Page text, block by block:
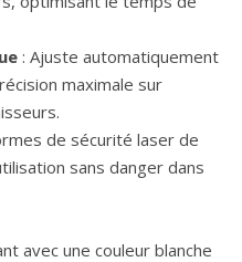
: Ajuste automatiquement
maximale sur
de sécurité laser de
sans danger dans
avec une couleur blanche